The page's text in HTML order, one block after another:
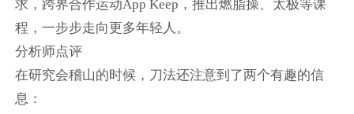
求，跨界合作运动App Keep，推出燃脂操、太极等课
程，一步步走向更多年轻人。
分析师点评
在研究会稽山的时候，刀法还注意到了两个有趣的信
息：